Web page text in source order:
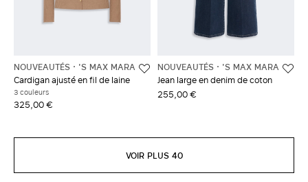
NOUVEAUTÉS
'S MAX MARA
Cardigan ajusté en fil de laine
3 couleurs
325,00 €
NOUVEAUTÉS
'S MAX MARA
Jean large en denim de coton
255,00 €
VOIR PLUS 40